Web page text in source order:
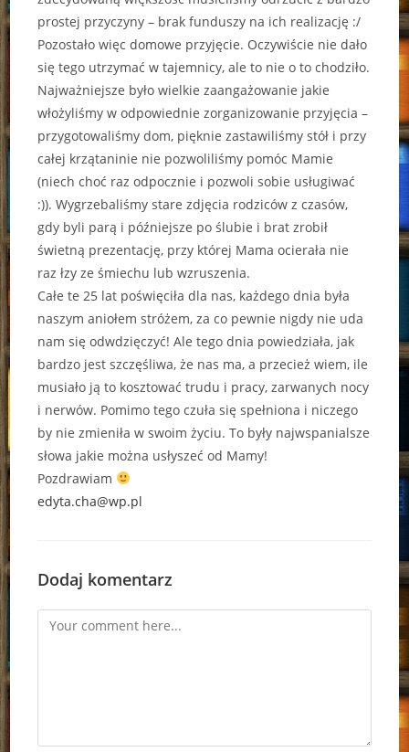
prostej przyczyny – brak funduszy na ich realizację :/
Pozostało więc domowe przyjęcie. Oczywiście nie dało
się tego utrzymać w tajemnicy, ale to nie o to chodziło.
Najważniejsze było wielkie zaangażowanie jakie
włożyliśmy w odpowiednie zorganizowanie przyjęcia –
przygotowaliśmy dom, pięknie zastawiliśmy stół i przy
całej krzątaninie nie pozwoliliśmy pomóc Mamie
(niech choć raz odpocznie i pozwoli sobie usługiwać
:)). Wygrzebaliśmy stare zdjęcia rodziców z czasów,
gdy byli parą i późniejsze po ślubie i brat zrobił
świetną prezentację, przy której Mama ocierała nie
raz łzy ze śmiechu lub wzruszenia.
Całe te 25 lat poświęciła dla nas, każdego dnia była
naszym aniołem stróżem, za co pewnie nigdy nie uda
nam się odwdzięczyć! Ale tego dnia powiedziała, jak
bardzo jest szczęśliwa, że nas ma, a przecież wiem, ile
musiało ją to kosztować trudu i pracy, zarwanych nocy
i nerwów. Pomimo tego czuła się spełniona i niczego
by nie zmieniła w swoim życiu. To były najwspanialsze
słowa jakie można usłyszeć od Mamy!
Pozdrawiam
edyta.cha@wp.pl
Dodaj komentarz
Comment